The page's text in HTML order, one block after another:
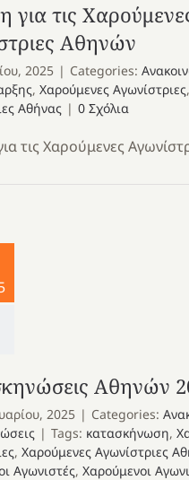
για τις
Αθηνών
2025 | Categories:
, Χαρούμενες Αγωνίστριες,
Αθήνας | 0 Σχόλια
τις Χαρούμενες
Αθηνών
2025 | Categories:
| Tags: κατασκήνωση,
, Χαρούμενες Αγωνίστριες
Αγωνιστές, Χαρούμενοι